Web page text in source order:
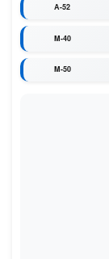
A-52
M-40
M-50